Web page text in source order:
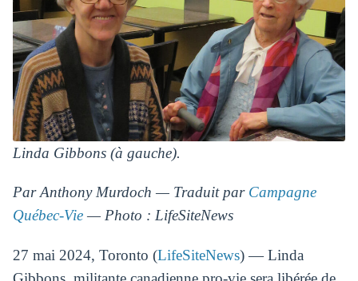
Linda Gibbons (à gauche).
Par Anthony Murdoch — Traduit par Campagne
Québec-Vie— Photo : LifeSiteNews
27 mai 2024, Toronto (LifeSiteNews) — Linda